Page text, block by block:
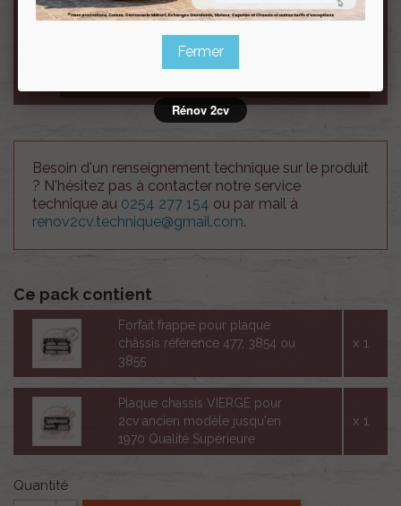
Aucun fichier sélectionné CHOISIR UN FICHIER
Besoin d'un renseignement technique sur le produit
? N'hésitez pas à contacter notre service
technique au 0254 277 154 ou par mail à
renov2cv.technique@gmail.com.
Ce pack contient
Forfait frappe pour plaque
châssis référence 477, 3854 ou
3855
x 1
Plaque chassis VIERGE pour
2cv ancien modèle jusqu'en
1970 Qualité Supérieure
x 1
Quantité
Fermer
Rénov 2cv